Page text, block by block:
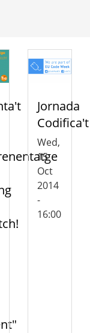
Jornada
Codifica't
Wed,
15
Oct
2014
-
16:00